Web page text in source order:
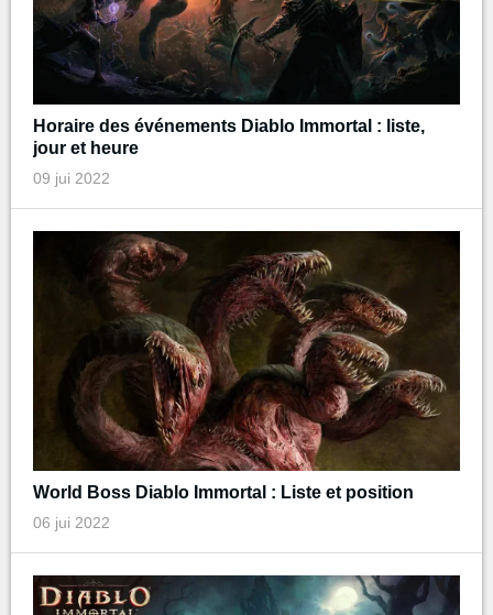
Horaire des événements Diablo Immortal : liste,
jour et heure
09 jui 2022
World Boss Diablo Immortal : Liste et position
06 jui 2022